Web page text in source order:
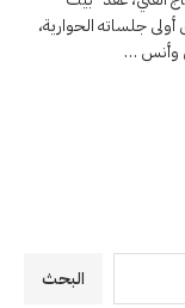
أولى جلساته الحوارية،
وأنس …
البحث